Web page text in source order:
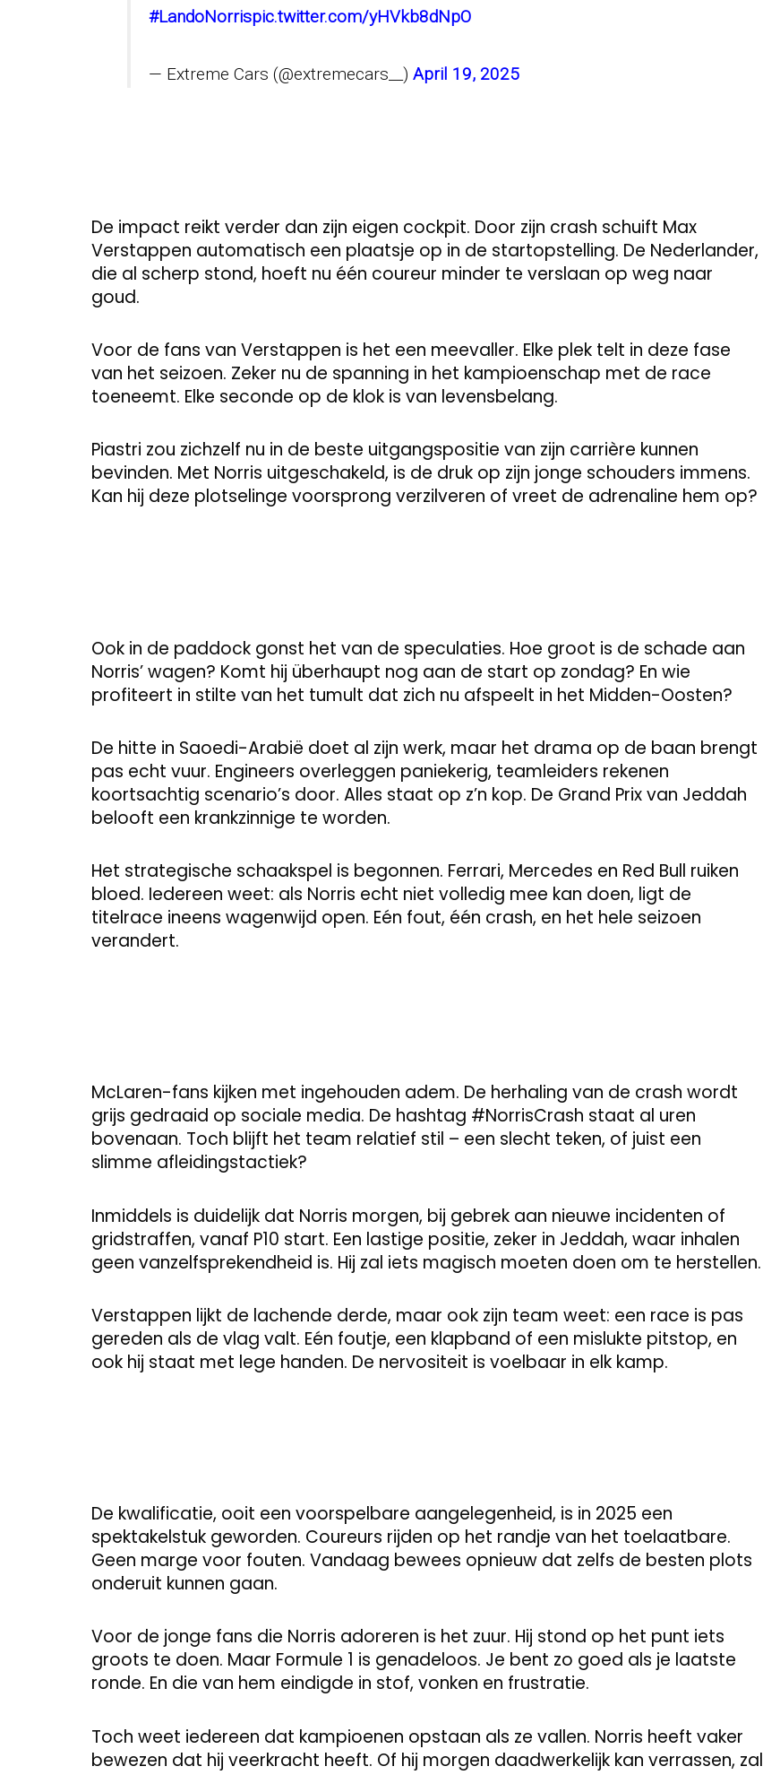
#LandoNorrispic.twitter.com/yHVkb8dNpO
— Extreme Cars (@extremecars__) April 19, 2025
De impact reikt verder dan zijn eigen cockpit. Door zijn crash schuift Max
Verstappen automatisch een plaatsje op in de startopstelling. De Nederlander,
die al scherp stond, hoeft nu één coureur minder te verslaan op weg naar
goud.
Voor de fans van Verstappen is het een meevaller. Elke plek telt in deze fase
van het seizoen. Zeker nu de spanning in het kampioenschap met de race
toeneemt. Elke seconde op de klok is van levensbelang.
Piastri zou zichzelf nu in de beste uitgangspositie van zijn carrière kunnen
bevinden. Met Norris uitgeschakeld, is de druk op zijn jonge schouders immens.
Kan hij deze plotselinge voorsprong verzilveren of vreet de adrenaline hem op?
Ook in de paddock gonst het van de speculaties. Hoe groot is de schade aan
Norris’ wagen? Komt hij überhaupt nog aan de start op zondag? En wie
profiteert in stilte van het tumult dat zich nu afspeelt in het Midden-Oosten?
De hitte in Saoedi-Arabië doet al zijn werk, maar het drama op de baan brengt
pas echt vuur. Engineers overleggen paniekerig, teamleiders rekenen
koortsachtig scenario’s door. Alles staat op z’n kop. De Grand Prix van Jeddah
belooft een krankzinnige te worden.
Het strategische schaakspel is begonnen. Ferrari, Mercedes en Red Bull ruiken
bloed. Iedereen weet: als Norris echt niet volledig mee kan doen, ligt de
titelrace ineens wagenwijd open. Eén fout, één crash, en het hele seizoen
verandert.
McLaren-fans kijken met ingehouden adem. De herhaling van de crash wordt
grijs gedraaid op sociale media. De hashtag #NorrisCrash staat al uren
bovenaan. Toch blijft het team relatief stil – een slecht teken, of juist een
slimme afleidingstactiek?
Inmiddels is duidelijk dat Norris morgen, bij gebrek aan nieuwe incidenten of
gridstraffen, vanaf P10 start. Een lastige positie, zeker in Jeddah, waar inhalen
geen vanzelfsprekendheid is. Hij zal iets magisch moeten doen om te herstellen.
Verstappen lijkt de lachende derde, maar ook zijn team weet: een race is pas
gereden als de vlag valt. Eén foutje, een klapband of een mislukte pitstop, en
ook hij staat met lege handen. De nervositeit is voelbaar in elk kamp.
De kwalificatie, ooit een voorspelbare aangelegenheid, is in 2025 een
spektakelstuk geworden. Coureurs rijden op het randje van het toelaatbare.
Geen marge voor fouten. Vandaag bewees opnieuw dat zelfs de besten plots
onderuit kunnen gaan.
Voor de jonge fans die Norris adoreren is het zuur. Hij stond op het punt iets
groots te doen. Maar Formule 1 is genadeloos. Je bent zo goed als je laatste
ronde. En die van hem eindigde in stof, vonken en frustratie.
Toch weet iedereen dat kampioenen opstaan als ze vallen. Norris heeft vaker
bewezen dat hij veerkracht heeft. Of hij morgen daadwerkelijk kan verrassen, zal